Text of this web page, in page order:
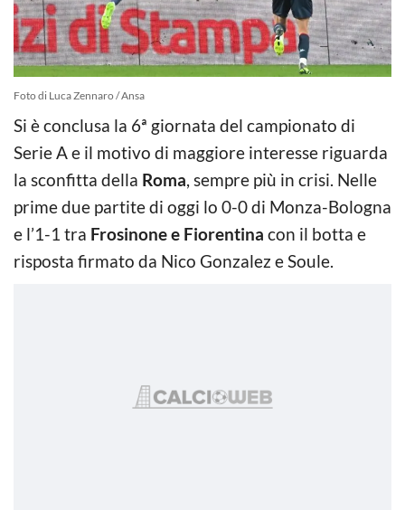
Foto di Luca Zennaro / Ansa
Si è conclusa la 6ª giornata del campionato di
Serie A e il motivo di maggiore interesse riguarda
la sconfitta della Roma, sempre più in crisi. Nelle
prime due partite di oggi lo 0-0 di Monza-Bologna
e l’1-1 tra Frosinone e Fiorentina con il botta e
risposta firmato da Nico Gonzalez e Soule.